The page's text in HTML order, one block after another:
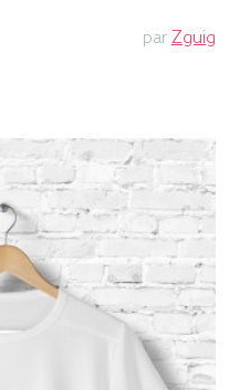
par Zguig